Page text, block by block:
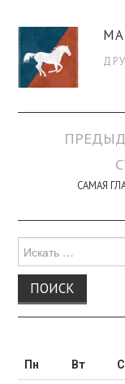
Навигация
записиСАМАЯ
для:
Пн
Вт